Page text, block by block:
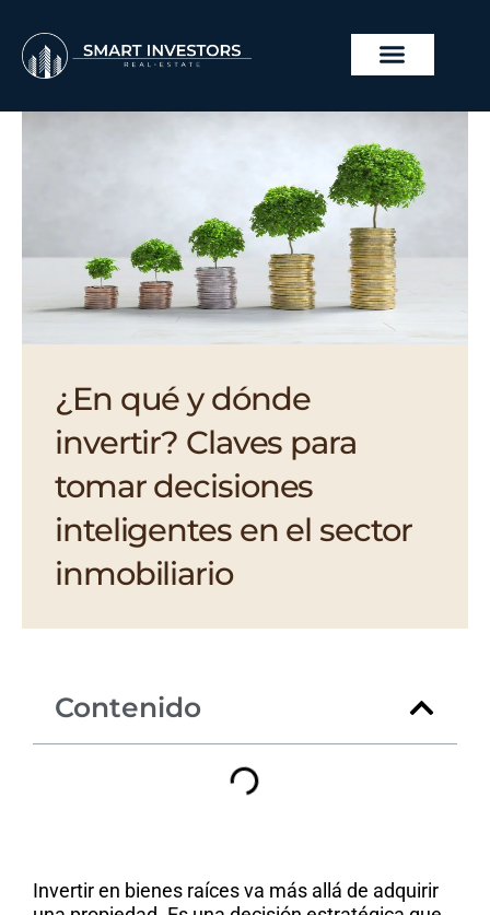
contenido
¿En qué y dónde
invertir? Claves para
tomar decisiones
inteligentes en el sector
inmobiliario
Contenido
Invertir en bienes raíces va más allá de adquirir